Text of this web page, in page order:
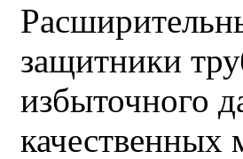
защитники
избыточного
качественных